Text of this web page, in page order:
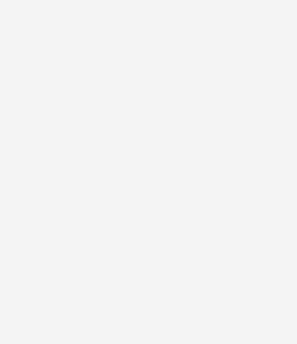
Angebote
KG
widerrufen und eine Abmeldung ist
zum Umgang mit Daten finden Sie